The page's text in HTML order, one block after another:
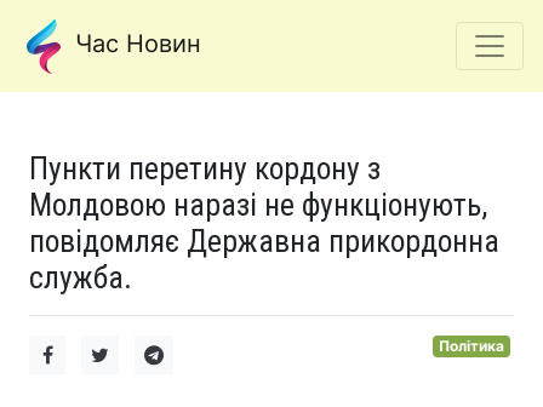
Час Новин
Пункти перетину кордону з
Молдовою наразі не функціонують,
повідомляє Державна прикордонна
служба.
Політика